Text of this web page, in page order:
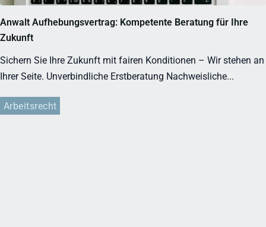
Anwalt Aufhebungsvertrag: Kompetente Beratung für Ihre
Zukunft
Sichern Sie Ihre Zukunft mit fairen Konditionen – Wir stehen an
Ihrer Seite. Unverbindliche Erstberatung Nachweisliche...
Arbeitsrecht